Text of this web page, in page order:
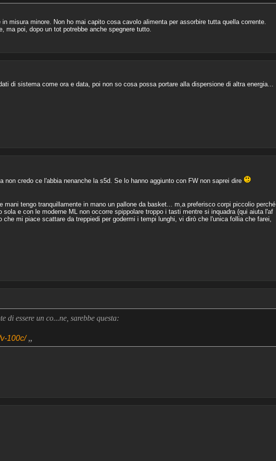
misura minore. Non ho mai capito cosa cavolo alimenta per assorbire tutta quella corrente.
ma poi, dopo un tot potrebbe anche spegnere tutto.
di sistema come ora e data, poi non so cosa possa portare alla dispersione di altra energia...
credo ce l'abbia nenanche la s5d. Se lo hanno aggiunto con FW non saprei dire
mani tengo tranquillamente in mano un pallone da basket... m,a preferisco corpi piccolio perché
e con le moderne ML non occorre spippolare troppo i tasti mentre si inquadra (qui aiuta l'af
mi piace scattare da treppiedi per godermi i tempi lunghi, vi dirò che l'unica follia che farei,
di essere un co...ne, sarebbe questa:
100c/ „